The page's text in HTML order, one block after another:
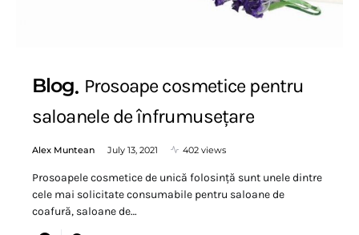
Blog Prosoape cosmetice pentru
saloanele de înfrumusețare
Alex Muntean July 13, 2021 402 views
Prosoapele cosmetice de unică folosință sunt unele dintre
cele mai solicitate consumabile pentru saloane de
coafură, saloane de…